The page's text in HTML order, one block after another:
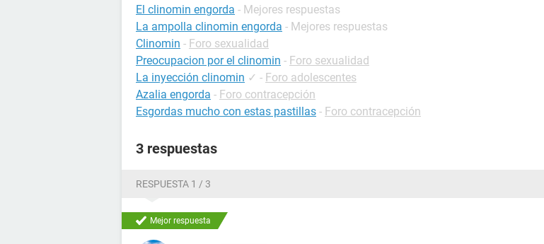
El clinomin engorda - Mejores respuestas
La ampolla clinomin engorda - Mejores respuestas
Clinomin - Foro sexualidad
Preocupacion por el clinomin - Foro sexualidad
La inyección clinomin ✓ - Foro adolescentes
Azalia engorda - Foro contracepción
Esgordas mucho con estas pastillas - Foro contracepción
3 respuestas
RESPUESTA 1 / 3
Mejor respuesta